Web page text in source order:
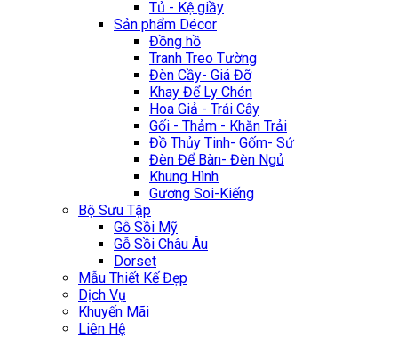
Tủ - Kệ giầy
Sản phẩm Décor
Đồng hồ
Tranh Treo Tường
Đèn Cầy- Giá Đỡ
Khay Để Ly Chén
Hoa Giả - Trái Cây
Gối - Thảm - Khăn Trải
Đồ Thủy Tinh- Gốm- Sứ
Đèn Để Bàn- Đèn Ngủ
Khung Hình
Gương Soi-Kiếng
Bộ Sưu Tập
Gỗ Sồi Mỹ
Gỗ Sồi Châu Âu
Dorset
Mẫu Thiết Kế Đẹp
Dịch Vụ
Khuyến Mãi
Liên Hệ